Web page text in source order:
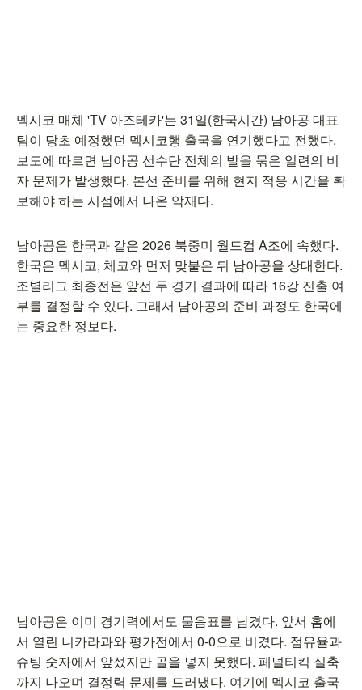
멕시코 매체 'TV 아즈테카'는 31일(한국시간) 남아공 대표
팀이 당초 예정했던 멕시코행 출국을 연기했다고 전했다.
보도에 따르면 남아공 선수단 전체의 발을 묶은 일련의 비
자 문제가 발생했다. 본선 준비를 위해 현지 적응 시간을 확
보해야 하는 시점에서 나온 악재다.
남아공은 한국과 같은 2026 북중미 월드컵 A조에 속했다.
한국은 멕시코, 체코와 먼저 맞붙은 뒤 남아공을 상대한다.
조별리그 최종전은 앞선 두 경기 결과에 따라 16강 진출 여
부를 결정할 수 있다. 그래서 남아공의 준비 과정도 한국에
는 중요한 정보다.
남아공은 이미 경기력에서도 물음표를 남겼다. 앞서 홈에
서 열린 니카라과와 평가전에서 0-0으로 비겼다. 점유율과
슈팅 숫자에서 앞섰지만 골을 넣지 못했다. 페널티킥 실축
까지 나오며 결정력 문제를 드러냈다. 여기에 멕시코 출국